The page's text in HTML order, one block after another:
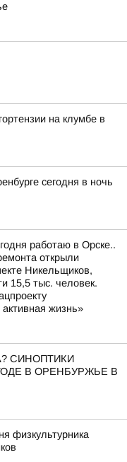
на клумбе в
сегодня в ночь
работаю в Орске..
открыли
Никельщиков,
15,5 тыс. человек.
жизнь»
СИНОПТИКИ
В ОРЕНБУРЖЬЕ В
физкультурника